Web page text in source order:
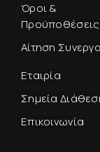
Όροι &
Προϋποθέσεις
Αίτηση
Εταιρία
Σημεία
Επικοινωνία